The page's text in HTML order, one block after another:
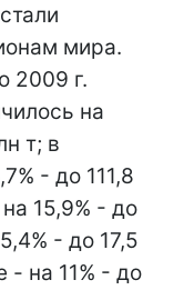
мира.
2009 г.
на
т; в
- до 111,8
15,9% - до
- до 17,5
- на 11% - до